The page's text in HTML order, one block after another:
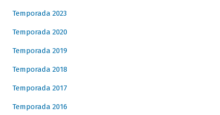
Temporada 2023
Temporada 2020
Temporada 2019
Temporada 2018
Temporada 2017
Temporada 2016